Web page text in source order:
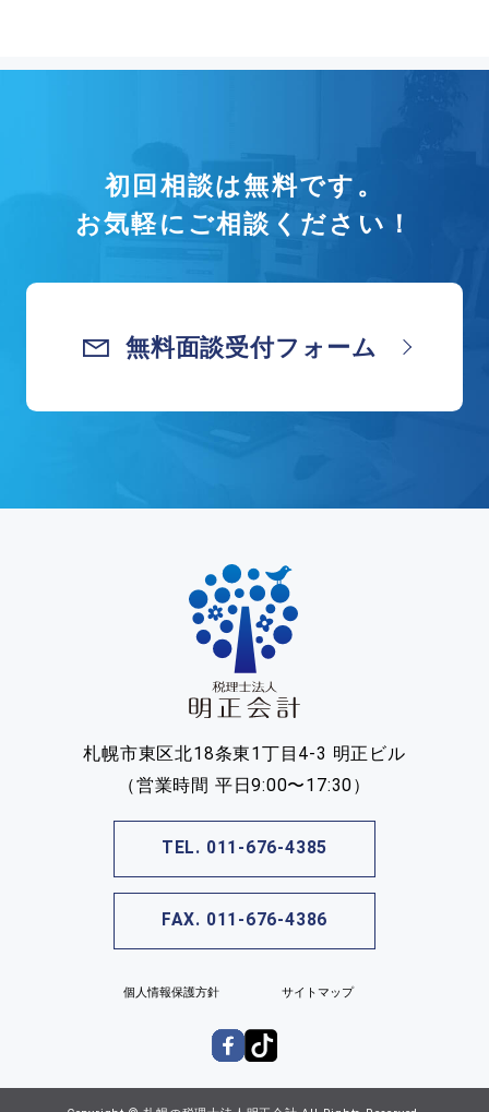
初回相談は無料です。
お気軽にご相談ください！
無料面談受付フォーム
札幌市東区北18条東1丁目4-3 明正ビル
（営業時間 平日9:00〜17:30）
TEL. 011-676-4385
FAX. 011-676-4386
個人情報保護方針 サイトマップ